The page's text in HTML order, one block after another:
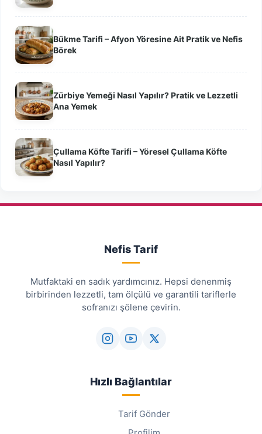
Bükme Tarifi – Afyon Yöresine Ait Pratik ve Nefis
Börek
Zürbiye Yemeği Nasıl Yapılır? Pratik ve Lezzetli
Ana Yemek
Çullama Köfte Tarifi – Yöresel Çullama Köfte
Nasıl Yapılır?
Nefis Tarif
Mutfaktaki en sadık yardımcınız. Hepsi denenmiş
birbirinden lezzetli, tam ölçülü ve garantili tariflerle
sofranızı şölene çevirin.
Hızlı Bağlantılar
Tarif Gönder